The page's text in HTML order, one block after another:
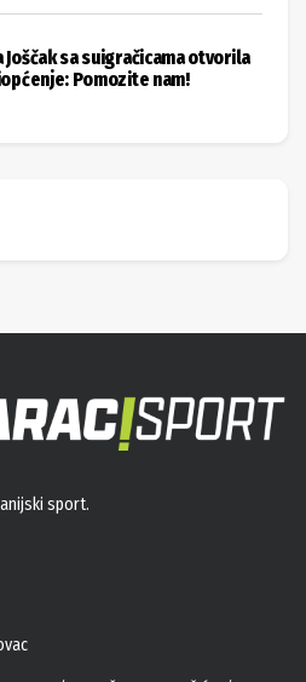
Joščak sa suigračicama otvorila
Pomozite nam!
sport.